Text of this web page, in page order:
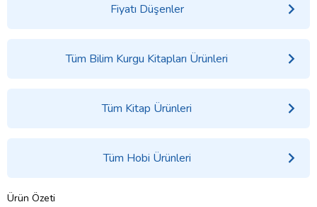
Fiyatı Düşenler
Tüm Bilim Kurgu Kitapları Ürünleri
Tüm Kitap Ürünleri
Tüm Hobi Ürünleri
Ürün Özeti